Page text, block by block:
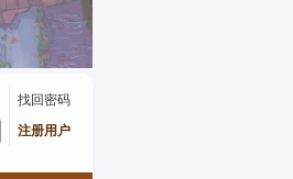
找回密码
注册用户